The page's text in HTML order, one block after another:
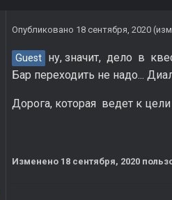
Опубликовано 18 сентября, 2020
Guest ну, значит, дело в
Бар переходить не надо...
Дорога, которая ведет к
Изменено 18 сентября, 2020